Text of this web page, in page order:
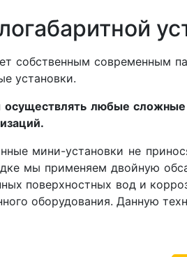
собственным современным
установки.
любые сложные
мини-установки не
мы применяем двойную
поверхностных вод и
оборудования. Данную